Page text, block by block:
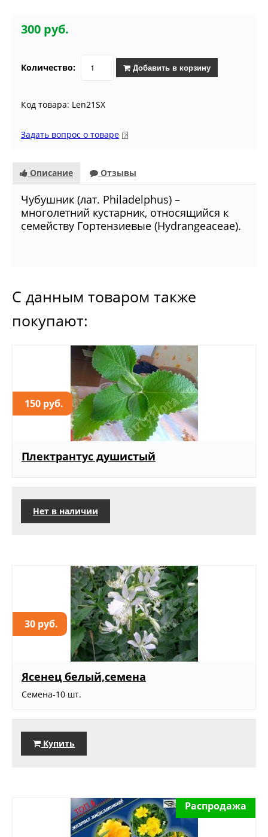
300 руб.
Количество: Добавить в корзину
Код товара: Len21SX
Задать вопрос о товаре
Описание Отзывы
Чубушник (лат. Philadelphus) –
многолетний кустарник, относящийся к
семейству Гортензиевые (Hydrangeaceae).
С данным товаром также
покупают:
150 руб.
Плектрантус душистый
Нет в наличии
30 руб.
Ясенец белый,семена
Семена-10 шт.
Купить
Распродажа